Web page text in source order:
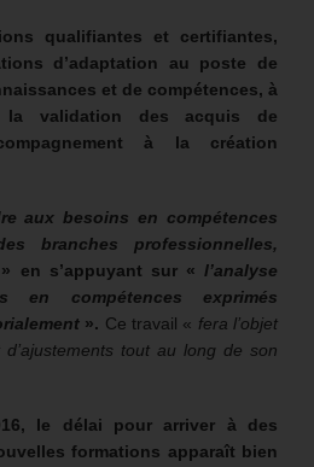
qualifiantes et certifiantes,
d’adaptation au poste de
et de compétences, à
la validation des acquis de
à la création
aux besoins en compétences
branches professionnelles,
» en s’appuyant sur « l’analyse
en compétences exprimés
». Ce travail « fera l’objet
d’ajustements tout au long de son
le délai pour arriver à des
formations apparaît bien